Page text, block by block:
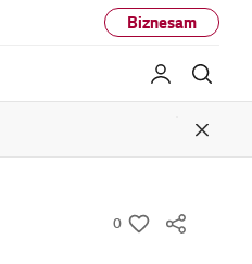
Biznesam
Mans LG
Close
0
w